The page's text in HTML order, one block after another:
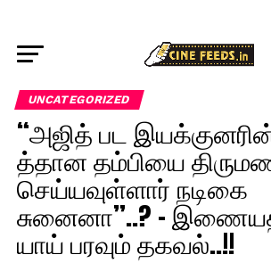
UNCATEGORIZED
“அஜித் பட
த்தான தம்பியை
செய்யவுள்ளார் நடிகை
சுனைனா”..? –
யாய் பரவும் தகவல்..!!